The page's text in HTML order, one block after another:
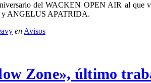
del WACKEN OPEN AIR al que
ANGELUS APATRIDA.
en Avisos
Zone», último